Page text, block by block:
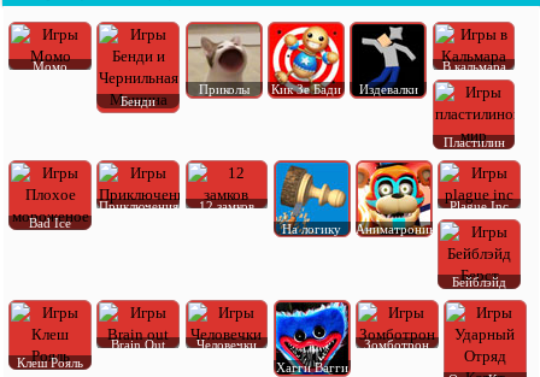
Момо
Бенди
Приколы Кик Зе Бади Издевалки
В кальмара
Пластилин
Bad Ice
Приключения
12 замков
На логику
Аниматроник
Plague Inc
Бейблэйд
Клеш Рояль
Brain Out
Человечки
Хагги Вагги
Зомботрон